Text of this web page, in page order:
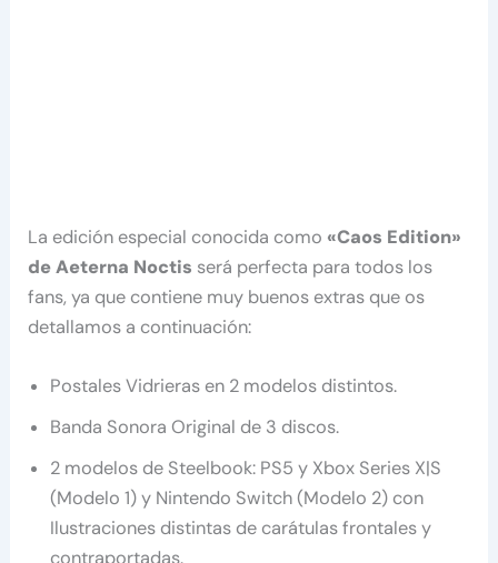
La edición especial conocida como «Caos Edition»
de Aeterna Noctis será perfecta para todos los
fans, ya que contiene muy buenos extras que os
detallamos a continuación:
Postales Vidrieras en 2 modelos distintos.
Banda Sonora Original de 3 discos.
2 modelos de Steelbook: PS5 y Xbox Series X|S
(Modelo 1) y Nintendo Switch (Modelo 2) con
Ilustraciones distintas de carátulas frontales y
contraportadas.